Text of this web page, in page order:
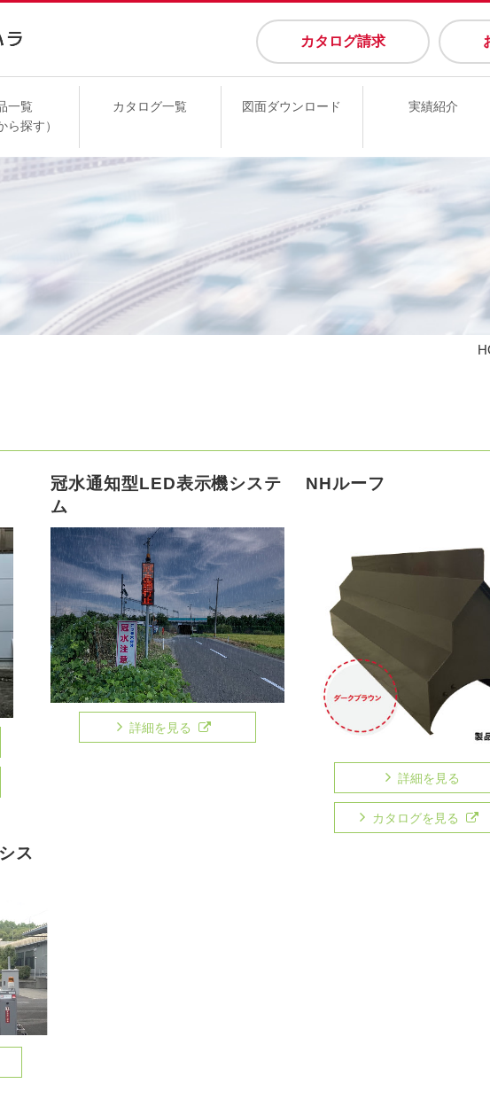
カタログ請求
一覧
ら探す）
カタログ一覧 図面ダウンロード 実績紹介
冠水通知型LED表示機システ
ム
詳細を見る
NHルーフ
詳細を見る
カタログを見る
ス